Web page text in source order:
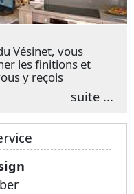
Vésinet, vous
les finitions et
y reçois
votre projet et
en choix plussuite ...